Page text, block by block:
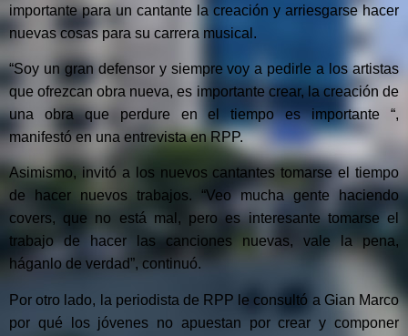
importante para un cantante la creación y arriesgarse hacer
nuevas cosas para su carrera musical.
“Soy un gran defensor y siempre voy a pedirle a los artistas
que ofrezcan obra nueva, es importante crear, la creación de
una obra que perdure en el tiempo es importante “,
manifestó en una entrevista en RPP.
Asimismo, invitó a los nuevos cantantes tomarse el tiempo
de hacer nuevos trabajos. “Veo mucha gente haciendo
covers, que no está mal, pero es interesante tomarse el
trabajo de hacer las canciones nuevas, vale la pena,
háganlo de verdad”, continuó.
Por otro lado, la periodista de RPP le consultó a Gian Marco
por qué los jóvenes no apuestan por crear y componer